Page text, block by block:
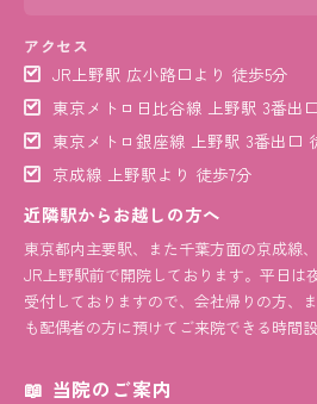
アクセス
JR上野駅 広小路口より 徒歩5分
東京メトロ日比谷線 上野駅 3番出
東京メトロ銀座線 上野駅 3番出口
京成線 上野駅より 徒歩7分
近隣駅からお越しの方へ
東京都内主要駅、また千葉方面の京成線
JR上野駅前で開院しております。平日は
受付しておりますので、会社帰りの方、
も配偶者の方に預けてご来院できる時間
当院のご案内